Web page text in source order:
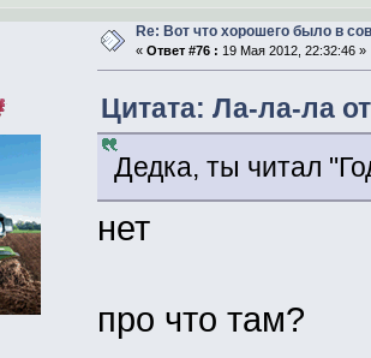
Re: Вот что хорошего было в
« Ответ #76 : 19 Мая 2012, 22:32:46 »
Цитата: Ла-ла-ла
Дедка, ты читал
нет
про что там?